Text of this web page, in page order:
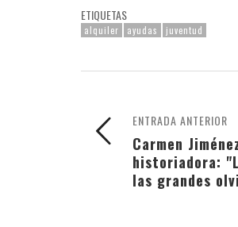
ETIQUETAS
alquiler ayudas juventud
ENTRADA ANTERIOR
Carmen
historiadora:
las grandes